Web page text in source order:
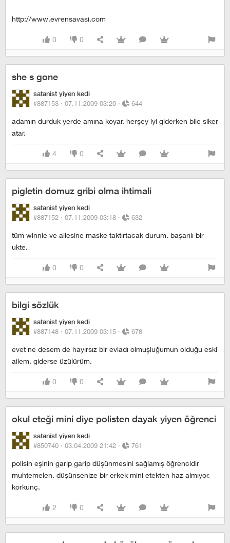
http://www.evrensavasi.com
0 0
she s gone
satanist yiyen kedi
#887153 · 07.11.2009 03:20 · 644
adamın durduk yerde amına koyar. herşey iyi giderken bile siker
atar.
4 0
pigletin domuz gribi olma ihtimali
satanist yiyen kedi
#887152 · 07.11.2009 03:18 · 632
tüm winnie ve ailesine maske taktırtacak durum. başarılı bir
ukte.
0 0
bilgi sözlük
satanist yiyen kedi
#887148 · 07.11.2009 03:15 · 678
evet ne desem de hayırsız bir evladı olmuşluğumun olduğu eski
ailem. giderse üzülürüm.
0 0
okul eteği mini diye polisten dayak yiyen öğrenci
satanist yiyen kedi
#850740 · 03.04.2009 21:42 · 761
polisin eşinin garip garip düşünmesini sağlamış öğrencidir
muhtemelen. düşünsenize bir erkek mini etekten haz almıyor.
korkunç.
2 0